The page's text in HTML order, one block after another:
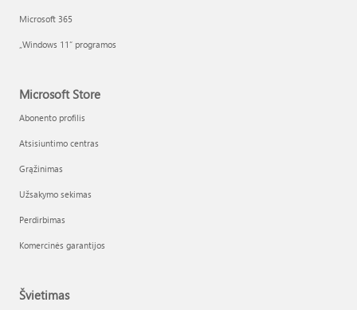
Microsoft 365
„Windows 11“ programos
Microsoft Store
Abonento profilis
Atsisiuntimo centras
Grąžinimas
Užsakymo sekimas
Perdirbimas
Komercinės garantijos
Švietimas